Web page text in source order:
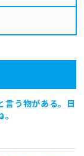
言う物がある。日